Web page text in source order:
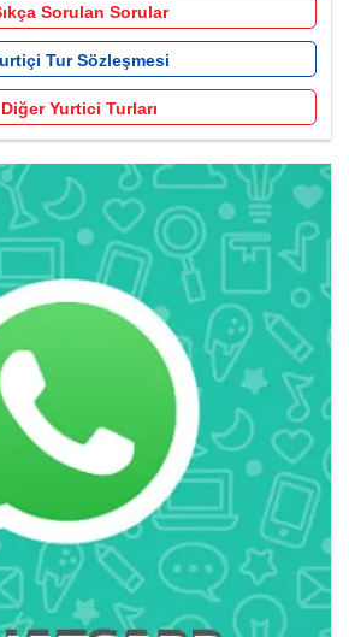
Sorulan Sorular
Tur Sözleşmesi
Diğer Yurtici Turları